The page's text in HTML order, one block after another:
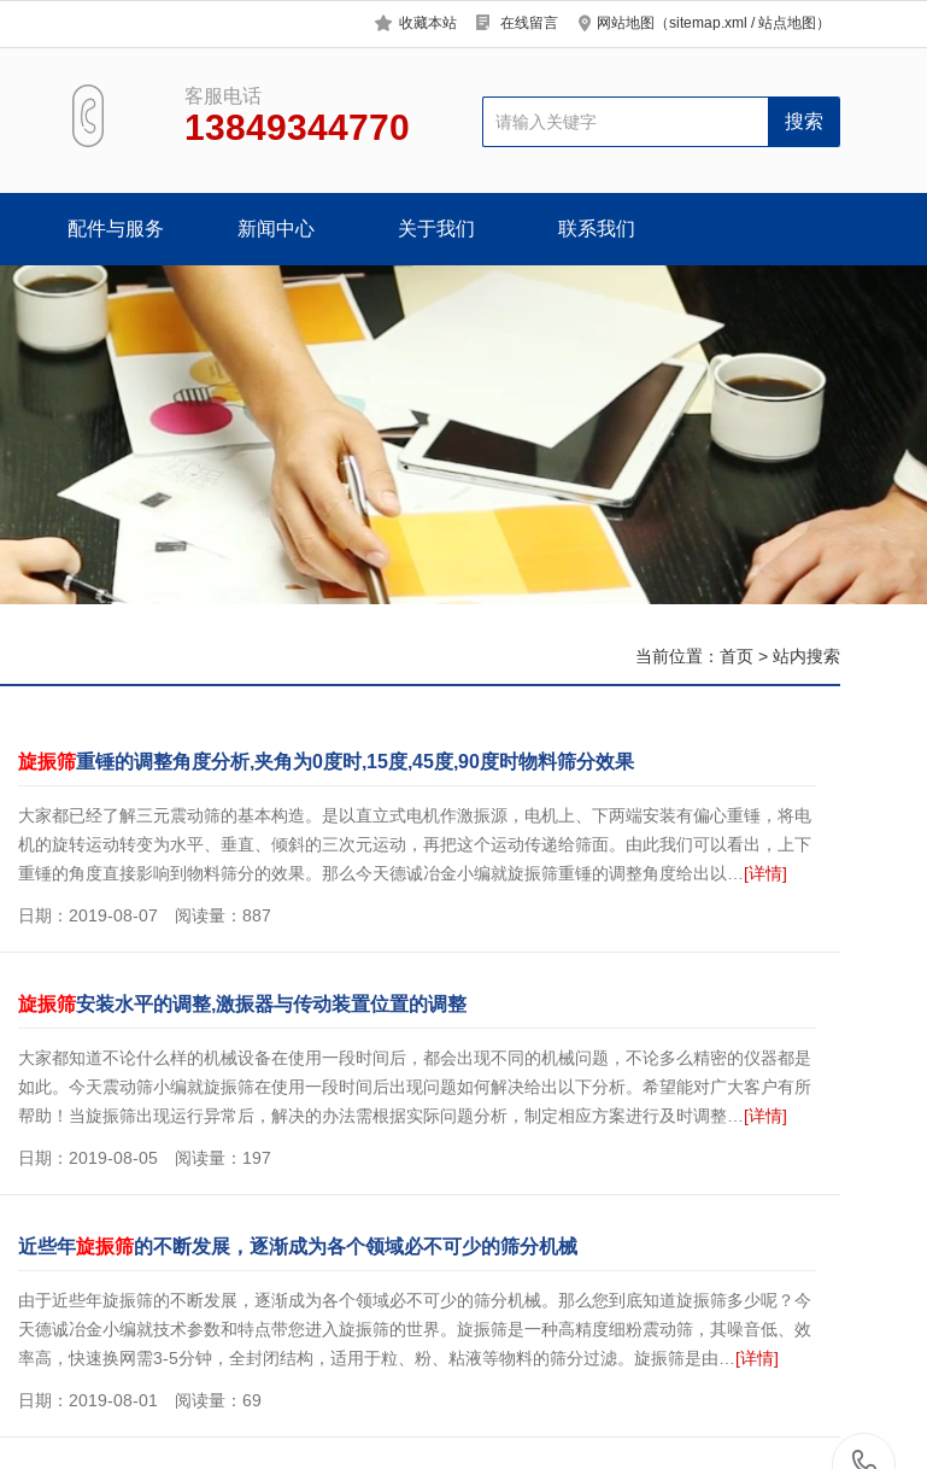
收藏本站 在线留言 网站地图（sitemap.xml /站点地图 ）
客服电话
13849344770
配件与服务 新闻中心 关于我们 联系我们
当前位置： 首页 > 站内搜索
旋振筛重锤的调整角度分析,夹角为0度时,15度,45度,90度时物料筛分效果
大家都已经了解三元震动筛的基本构造。是以直立式电机作激振源，电机上、下两端安装有偏心重锤，将电
机的旋转运动转变为水平、垂直、倾斜的三次元运动，再把这个运动传递给筛面。由此我们可以看出，上下
重锤的角度直接影响到物料筛分的效果。那么今天德诚冶金小编就旋振筛重锤的调整角度给出以…[详情]
日期：2019-08-07 阅读量：887
旋振筛安装水平的调整,激振器与传动装置位置的调整
大家都知道不论什么样的机械设备在使用一段时间后，都会出现不同的机械问题，不论多么精密的仪器都是
如此。今天震动筛小编就旋振筛在使用一段时间后出现问题如何解决给出以下分析。希望能对广大客户有所
帮助！当旋振筛出现运行异常后，解决的办法需根据实际问题分析，制定相应方案进行及时调整…[详情]
日期：2019-08-05 阅读量：197
近些年旋振筛的不断发展，逐渐成为各个领域必不可少的筛分机械
由于近些年旋振筛的不断发展，逐渐成为各个领域必不可少的筛分机械。那么您到底知道旋振筛多少呢？今
天德诚冶金小编就技术参数和特点带您进入旋振筛的世界。旋振筛是一种高精度细粉震动筛，其噪音低、效
率高，快速换网需3-5分钟，全封闭结构，适用于粒、粉、粘液等物料的筛分过滤。旋振筛是由…[详情]
日期：2019-08-01 阅读量：69